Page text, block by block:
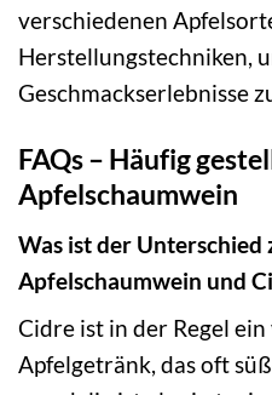
verschiedenen
Herstellungstechniken,
Geschmackserlebnisse
FAQs – Häufig
Apfelschaumwein
Was ist der Unterschied
Apfelschaumwein und
Cidre ist in der Regel
Apfelgetränk, das oft